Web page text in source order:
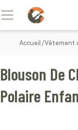
Allez au contenu
Basculer la navigation
Accueil Vêtement
Blouson De
Polaire